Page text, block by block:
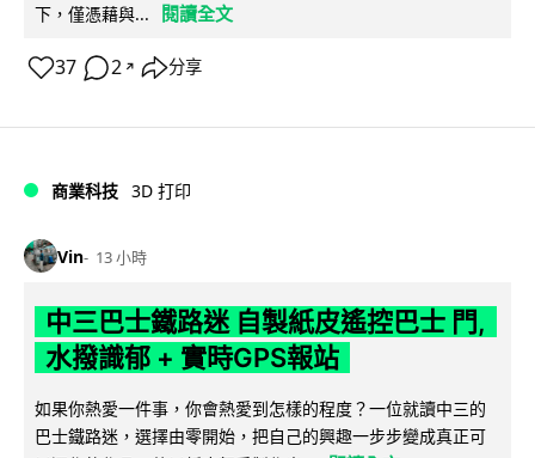
下，僅憑藉與... 閱讀全文
37 2 ↗ 分享
商業科技 3D 打印
Vin 13 小時
中三巴士鐵路迷 自製紙皮遙控巴士 門,
水撥識郁 + 實時GPS報站
如果你熱愛一件事，你會熱愛到怎樣的程度？一位就讀中三的
巴士鐵路迷，選擇由零開始，把自己的興趣一步步變成真正可